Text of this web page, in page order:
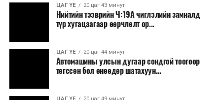
хөгжлийн төслийн нэгжийн дарга Б.Сэр-Оддамба
1372
Улаанбаатарт өдөртөө 25 хэм дулаан
ӨМНӨХ МЭДЭЭ
ЦАГ ҮЕ 20 цаг 43 минут
Нийтийн тээврийн Ч:19А чиглэлийн замналд
түр хугацаагаар өөрчлөлт ор...
ЦАГ ҮЕ 20 цаг 44 минут
Автомашины улсын дугаар сондгой тоогоор
төгссөн бол өнөөдөр шатахуун...
ЦАГ ҮЕ 20 цаг 49 минут